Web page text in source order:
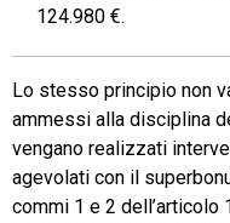
124.980 €.
Lo stesso principio non
ammessi alla disciplina
vengano realizzati
agevolati con il
commi 1 e 2 dell’articolo